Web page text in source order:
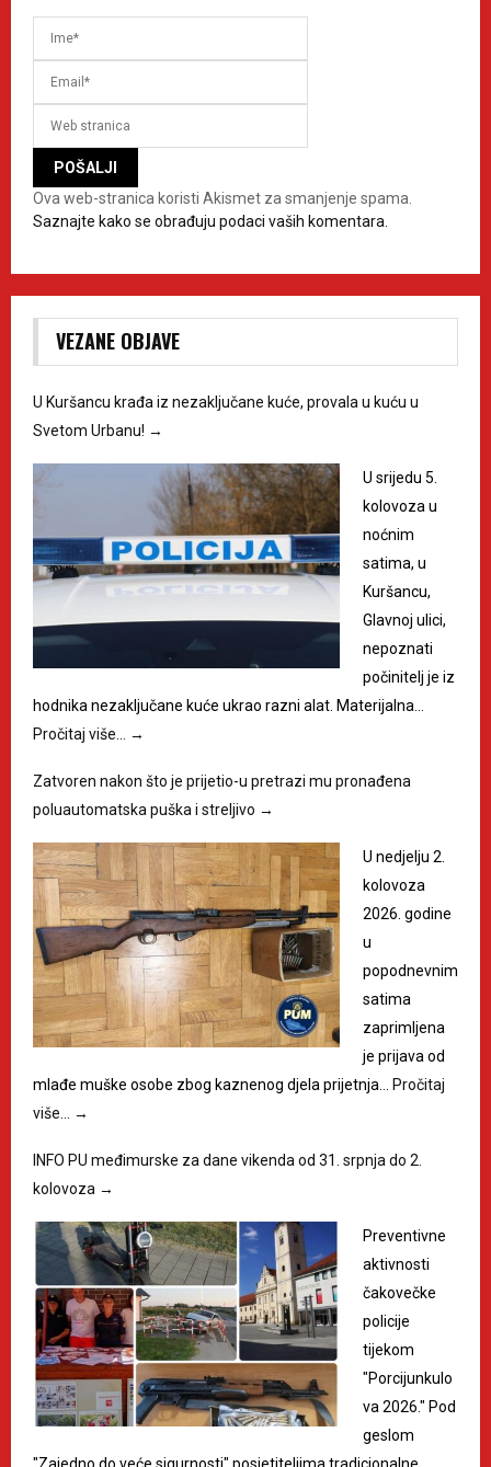
Ova web-stranica koristi Akismet za smanjenje spama.
Saznajte kako se obrađuju podaci vaših komentara.
VEZANE OBJAVE
U Kuršancu krađa iz nezaključane kuće, provala u kuću u
Svetom Urbanu! →
U srijedu 5.
kolovoza u
noćnim
satima, u
Kuršancu,
Glavnoj ulici,
nepoznati
počinitelj je iz
hodnika nezaključane kuće ukrao razni alat. Materijalna…
Pročitaj više…
→
Zatvoren nakon što je prijetio-u pretrazi mu pronađena
poluautomatska puška i streljivo →
U nedjelju 2.
kolovoza
2026. godine
u
popodnevnim
satima
zaprimljena
je prijava od
mlađe muške osobe zbog kaznenog djela prijetnja…
Pročitaj
više…
→
INFO PU međimurske za dane vikenda od 31. srpnja do 2.
kolovoza →
Preventivne
aktivnosti
čakovečke
policije
tijekom
"Porcijunkulo
va 2026." Pod
geslom